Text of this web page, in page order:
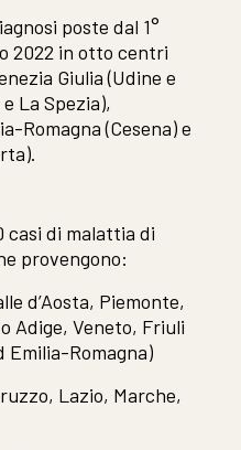
poste dal 1°
2022 in otto centri
Giulia (Udine e
La Spezia),
Romagna (Cesena) e
casi di malattia di
provengono:
d’Aosta, Piemonte,
Adige, Veneto, Friuli
Emilia-Romagna)
Lazio, Marche,